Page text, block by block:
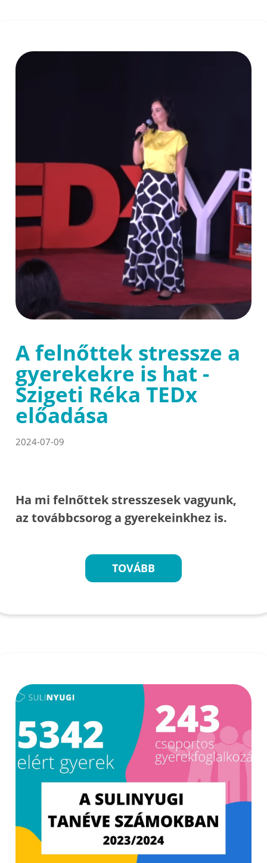
A felnőttek stressze a
gyerekekre is hat -
Szigeti Réka TEDx
előadása
2024-07-09
Ha mi felnőttek stresszesek vagyunk,
az továbbcsorog a gyerekeinkhez is.
TOVÁBB